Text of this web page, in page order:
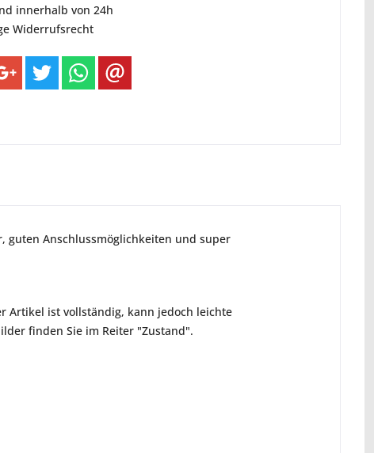
innerhalb von 24h
Widerrufsrecht
guten Anschlussmöglichkeiten und super
Artikel ist vollständig, kann jedoch leichte
finden Sie im Reiter "Zustand".